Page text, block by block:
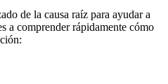
de la causa raíz para ayudar a
a comprender rápidamente cómo